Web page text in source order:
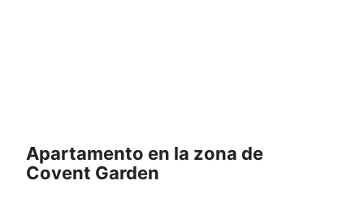
Apartamento en la zona de
Covent Garden